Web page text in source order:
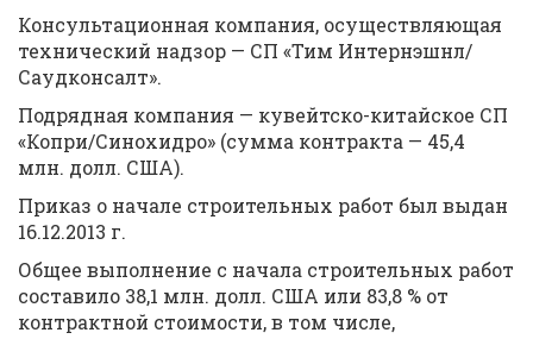
Консультационная компания, осуществляющая
технический надзор — СП «Тим Интернэшнл/
Саудконсалт».
Подрядная компания — кувейтско-китайское СП
«Копри/Синохидро» (сумма контракта — 45,4
млн. долл. США).
Приказ о начале строительных работ был выдан
16.12.2013 г.
Общее выполнение с начала строительных работ
составило 38,1 млн. долл. США или 83,8 % от
контрактной стоимости, в том числе,